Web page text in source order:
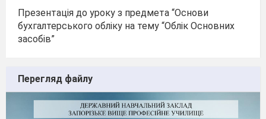
Презентація до уроку з предмета “Основи
бухгалтерського обліку на тему “Облік Основних
засобів”
Перегляд файлу